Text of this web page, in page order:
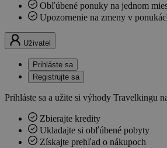
Obľúbené ponuky na jednom
Upozornenie na zmeny v
Uživatel
Prihláste sa
Registrujte sa
Prihláste sa a užite si výhody Travelkingu
Zbierajte kredity
Ukladajte si obľúbené pobyty
Získajte prehľad o nákupoch